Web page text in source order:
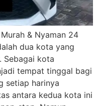
& Nyaman 24
dua kota yang
Sebagai kota
tempat tinggal bagi
setiap harinya
antara kedua kota ini